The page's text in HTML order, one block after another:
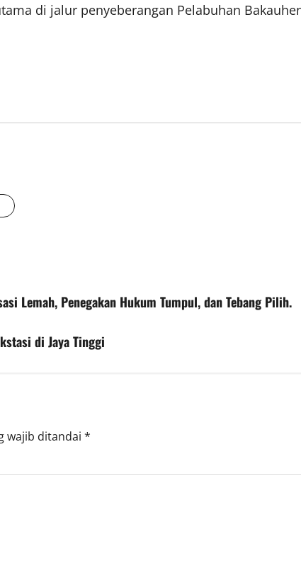
di jalur penyeberangan Pelabuhan
Lemah, Penegakan Hukum Tumpul, dan Tebang Pilih.
di Jaya Tinggi
wajib ditandai *